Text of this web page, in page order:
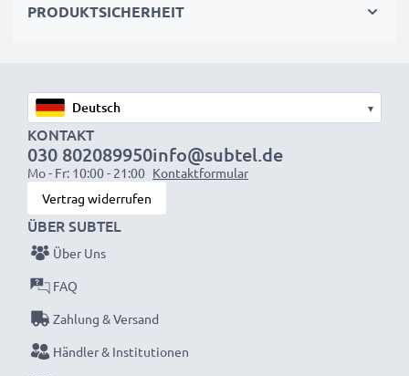
ökologischen Fußabdruck durch Recycling und
Entscheiden Sie sich für CELLONIC und machen Sie
keine Abstriche bei der Qualität!
PRODUKTSICHERHEIT
▾
KONTAKT
030 802089950
Mo - Fr: 10:00 - 21:00
info@subtel.de
Kontaktformular
Vertrag widerrufen
ÜBER SUBTEL
Über Uns
FAQ
Zahlung & Versand
Händler & Institutionen